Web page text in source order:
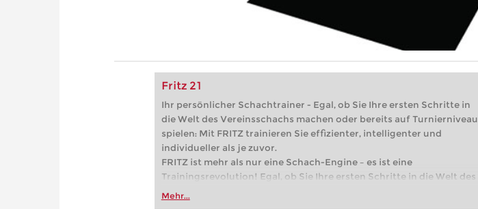
Fritz 21
Ihr persönlicher Schachtrainer - Egal, ob Sie Ihre ersten Schritte in
die Welt des Vereinsschachs machen oder bereits auf Turnierniveau
spielen: Mit FRITZ trainieren Sie effizienter, intelligenter und
individueller als je zuvor.
FRITZ ist mehr als nur eine Schach-Engine – es ist eine
Trainingsrevolution! Egal, ob Sie Ihre ersten Schritte in die Welt des
Vereinsschachs machen oder bereits auf Turnierniveau spielen: Mit
Mehr...